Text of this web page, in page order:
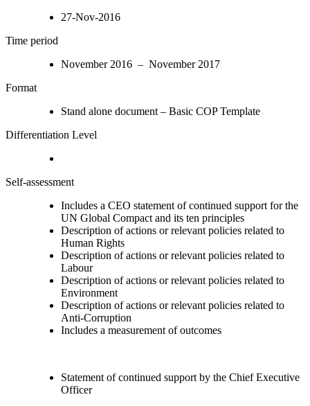
27-Nov-2016
Time period
November 2016 – November 2017
Format
Stand alone document – Basic COP Template
Differentiation Level
Self-assessment
Includes a CEO statement of continued support for the
UN Global Compact and its ten principles
Description of actions or relevant policies related to
Human Rights
Description of actions or relevant policies related to
Labour
Description of actions or relevant policies related to
Environment
Description of actions or relevant policies related to
Anti-Corruption
Includes a measurement of outcomes
Statement of continued support by the Chief Executive
Officer